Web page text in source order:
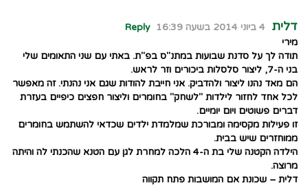
דלית 4 ביוני 2014 בשעה 16:39
Reply
מירי
תודה לך על סדנת שבועות במתנ"ס בפ"ת. באתי עם שני התאומים שלי
בני ה-7, ליצור סלסלות ביכורים וזר לראש.
הם מאד נהנו ליצור ולהדביק. אני חייבת להודות שגם אני נהנתי. זה מאפשר
לכל אחד לחזור לילדות "לשחק" בחומרים וליצור חפצים כיפיים בעזרת
דברים פשוטים ויום יומיים.
זו פעילות מקסימה ומבורכת שמלמדת ילדים שכדאי להשתמש בחומרים
ממוחזרים שיש בבית.
הילדה הקטנה שלי בת ה-4 הלכה למחרת לגן עם הטנא שהכנתי לה והיתה
מרוצה.
דלית – שכונת אם המושבות פתח תקווה